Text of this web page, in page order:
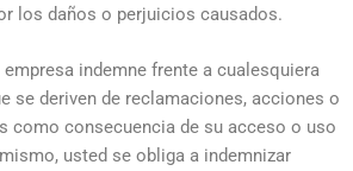
los daños o perjuicios causados.
indemne frente a cualesquiera
se deriven de reclamaciones, acciones o
como consecuencia de su acceso o uso
usted se obliga a indemnizar